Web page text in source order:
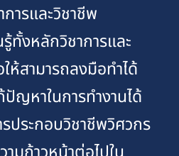
ารและวิชาชีพ
ทั้งหลักวิชาการและ
ห้สามารถลงมือทำได้
ปัญหาในการทำงานได้
รประกอบวิชาชีพวิศวกร